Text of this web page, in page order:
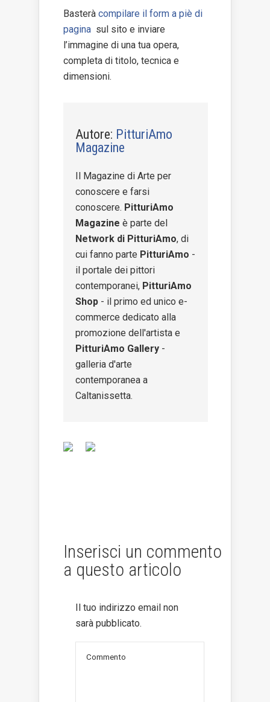
Basterà compilare il form a piè di
pagina sul sito e inviare
l’immagine di una tua opera,
completa di titolo, tecnica e
dimensioni.
Autore: PitturiAmo
Magazine
Il Magazine di Arte per
conoscere e farsi
conoscere. PitturiAmo
Magazine è parte del
Network di PitturiAmo, di
cui fanno parte PitturiAmo -
il portale dei pittori
contemporanei, PitturiAmo
Shop - il primo ed unico e-
commerce dedicato alla
promozione dell'artista e
PitturiAmo Gallery -
galleria d'arte
contemporanea a
Caltanissetta.
Inserisci un commento
a questo articolo
Il tuo indirizzo email non
sarà pubblicato.